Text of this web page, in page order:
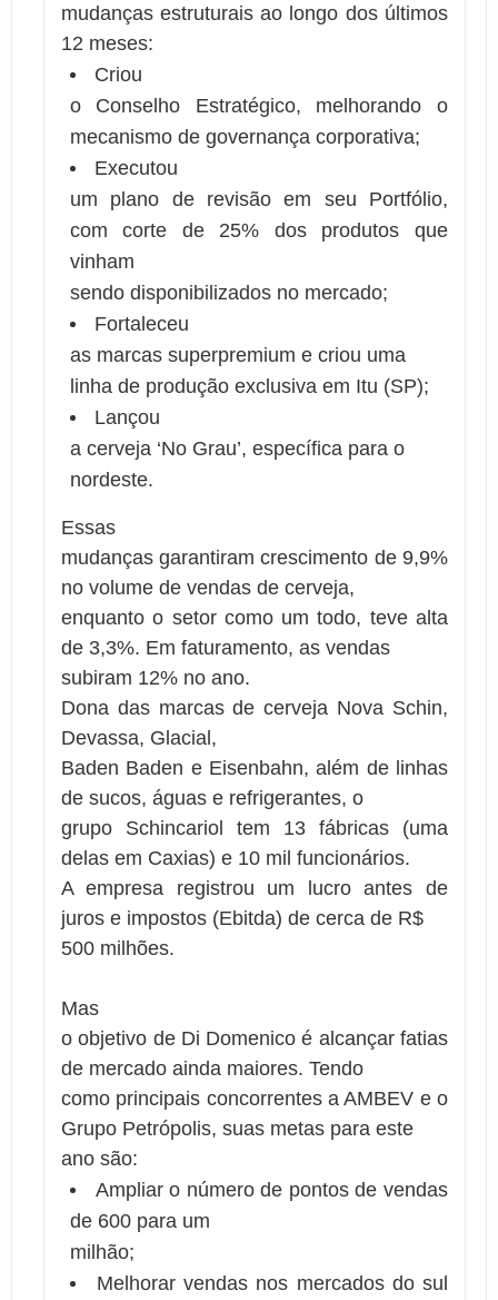
mudanças estruturais ao longo dos últimos
12 meses:
Criou
o Conselho Estratégico, melhorando o
mecanismo de governança corporativa;
Executou
um plano de revisão em seu Portfólio,
com corte de 25% dos produtos que
vinham
sendo disponibilizados no mercado;
Fortaleceu
as marcas superpremium e criou uma
linha de produção exclusiva em Itu (SP);
Lançou
a cerveja ‘No Grau’, específica para o
nordeste.
Essas
mudanças garantiram crescimento de 9,9%
no volume de vendas de cerveja,
enquanto o setor como um todo, teve alta
de 3,3%. Em faturamento, as vendas
subiram 12% no ano.
Dona das marcas de cerveja Nova Schin,
Devassa, Glacial,
Baden Baden e Eisenbahn, além de linhas
de sucos, águas e refrigerantes, o
grupo Schincariol tem 13 fábricas (uma
delas em Caxias) e 10 mil funcionários.
A empresa registrou um lucro antes de
juros e impostos (Ebitda) de cerca de R$
500 milhões.
Mas
o objetivo de Di Domenico é alcançar fatias
de mercado ainda maiores. Tendo
como principais concorrentes a AMBEV e o
Grupo Petrópolis, suas metas para este
ano são:
Ampliar o número de pontos de vendas
de 600 para um
milhão;
Melhorar vendas nos mercados do sul